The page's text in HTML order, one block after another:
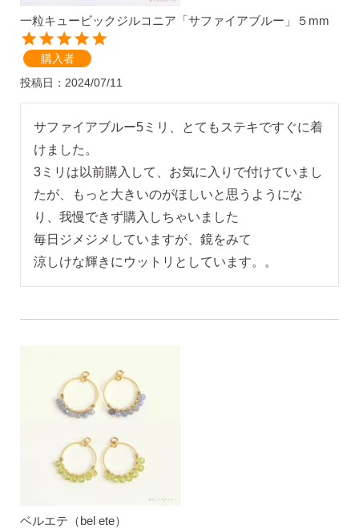
ピアスの通販ショップ
ようこそ！！なでしこスタイルへ！
一粒キュービックジルコニア「サファイアブルー」５mm
購入者
投稿日
2024/07/11
サファイアブルー5ミリ、とてもステキですぐに着
けました。
3ミリは以前購入して、お気に入りで付けていまし
たが、もっと大きいのがほしいと思うようにな
り、我慢できず購入しちゃいました
毎日ジメジメしていますが、鏡をみて
涼しけな輝きにウットリとしています。。
ベルエテ（bel ete）